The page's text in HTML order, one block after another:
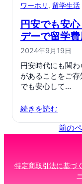
ワーホリ , 留学生活
円安でも安
デーで留学
2024年9月19日
円安時代にも関
があることをご
でも安心して…
続きを読む
前の
特定商取引法に基づ